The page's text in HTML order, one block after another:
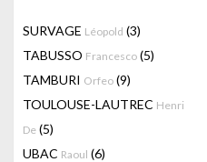
SURVAGE Léopold (3)
TABUSSO Francesco (5)
TAMBURI Orfeo (9)
TOULOUSE-LAUTREC Henri
De (5)
UBAC Raoul (6)